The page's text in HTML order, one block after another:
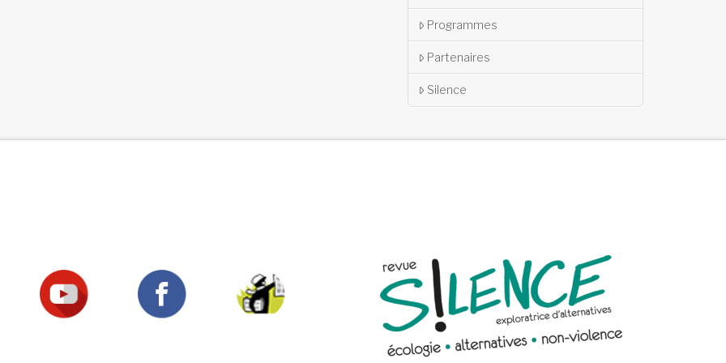
Programmes
Partenaires
Silence